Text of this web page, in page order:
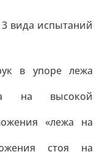
вида испытаний
в упоре лежа
на высокой
«лежа на
стоя на